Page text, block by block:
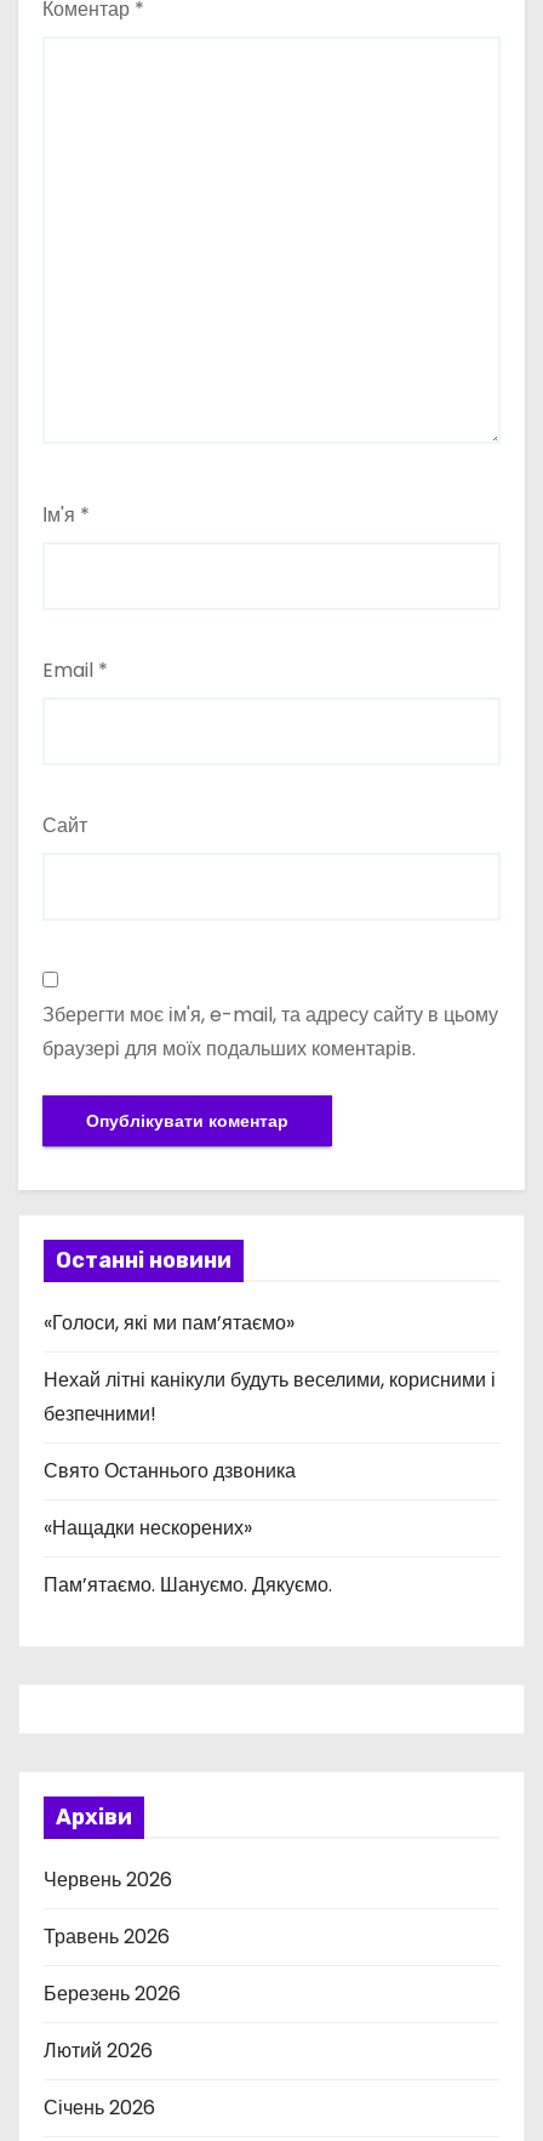
Коментар *
Ім'я *
Email *
Сайт
Зберегти моє ім'я, e-mail, та адресу сайту в цьому
браузері для моїх подальших коментарів.
Останні новини
«Голоси, які ми пам’ятаємо»
Нехай літні канікули будуть веселими, корисними і
безпечними!
Свято Останнього дзвоника
«Нащадки нескорених»
Пам’ятаємо. Шануємо. Дякуємо.
Архіви
Червень 2026
Травень 2026
Березень 2026
Лютий 2026
Січень 2026